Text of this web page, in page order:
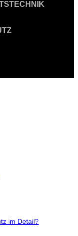
im Detail?